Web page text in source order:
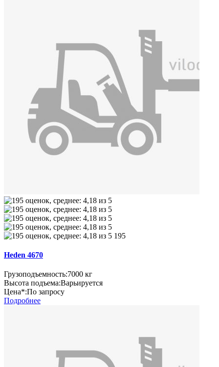
195
Heden 4670
Грузоподъемность:7000 кг
Высота подъема:Варьируется
Цена*:По запросу
Подробнее